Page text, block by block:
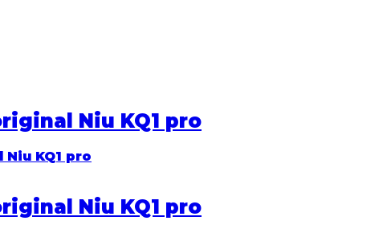
Niu KQ1 pro
Niu KQ1 pro